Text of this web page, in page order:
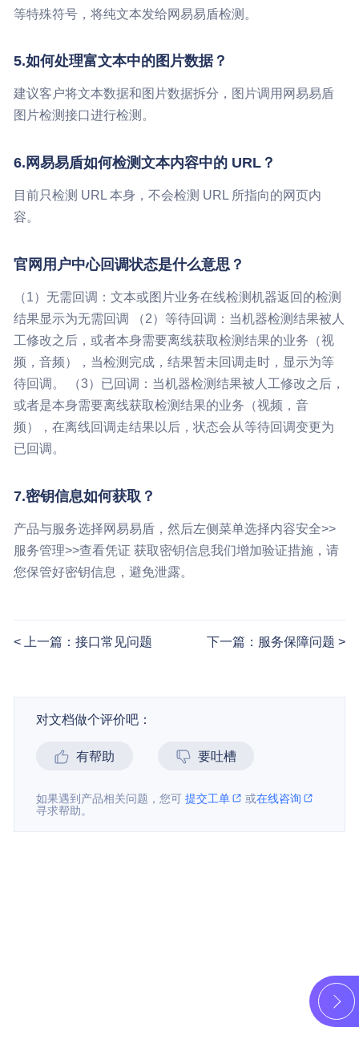
等特殊符号，将纯文本发给网易易盾检测。
5.如何处理富文本中的图片数据？
建议客户将文本数据和图片数据拆分，图片调用网易易盾
图片检测接口进行检测。
6.网易易盾如何检测文本内容中的 URL？
目前只检测 URL 本身，不会检测 URL 所指向的网页内
容。
官网用户中心回调状态是什么意思？
（1）无需回调：文本或图片业务在线检测机器返回的检测
结果显示为无需回调 （2）等待回调：当机器检测结果被人
工修改之后，或者本身需要离线获取检测结果的业务（视
频，音频），当检测完成，结果暂未回调走时，显示为等
待回调。 （3）已回调：当机器检测结果被人工修改之后，
或者是本身需要离线获取检测结果的业务（视频，音
频），在离线回调走结果以后，状态会从等待回调变更为
已回调。
7.密钥信息如何获取？
产品与服务选择网易易盾，然后左侧菜单选择内容安全>>
服务管理>>查看凭证 获取密钥信息我们增加验证措施，请
您保管好密钥信息，避免泄露。
上一篇：接口常见问题 下一篇：服务保障问题
对文档做个评价吧：
有帮助 要吐槽
如果遇到产品相关问题，您可提交工单 或在线咨询
寻求帮助。